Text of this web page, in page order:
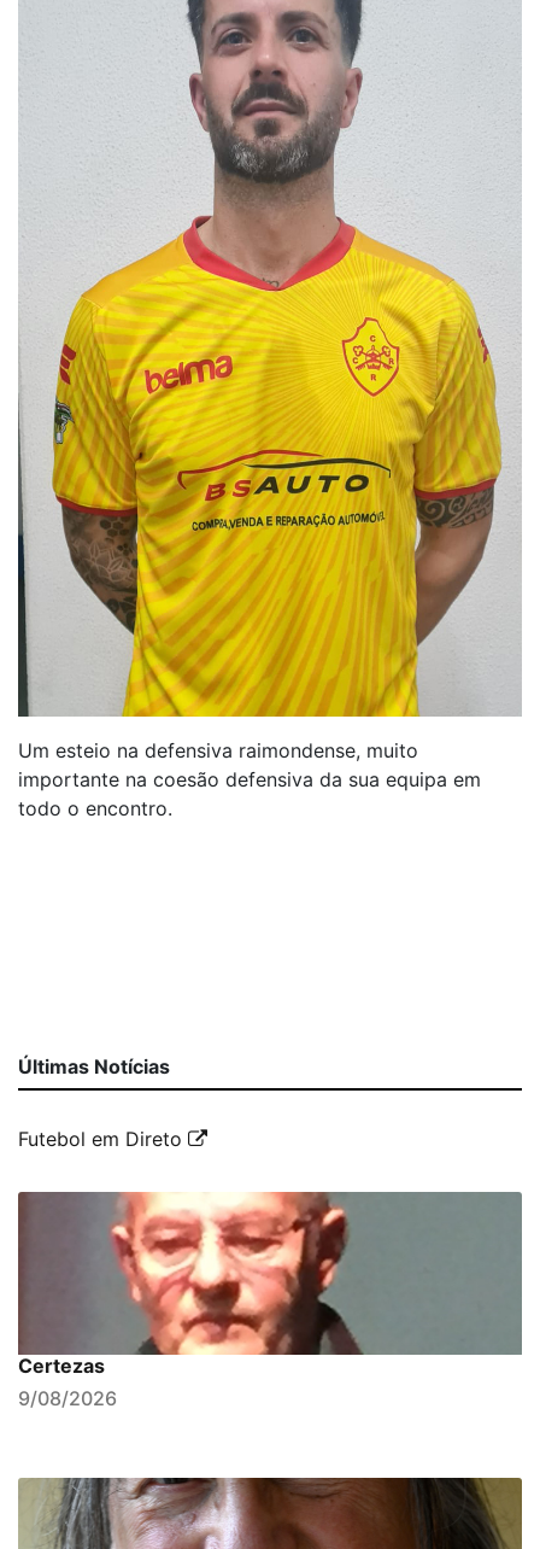
Um esteio na defensiva raimondense, muito
importante na coesão defensiva da sua equipa em
todo o encontro.
Últimas Notícias
Futebol em Direto
Certezas
9/08/2026